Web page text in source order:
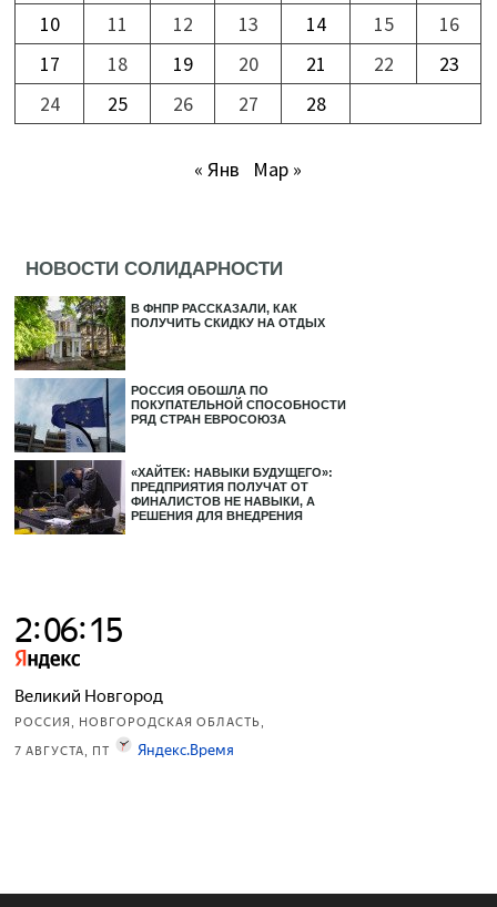
10
11 12 13 14 15
16
17
18 19 20 21 22
23
24
25 26 27 28
« Янв Мар »
НОВОСТИ СОЛИДАРНОСТИ
В ФНПР РАССКАЗАЛИ, КАК
ПОЛУЧИТЬ СКИДКУ НА ОТДЫХ
РОССИЯ ОБОШЛА ПО
ПОКУПАТЕЛЬНОЙ СПОСОБНОСТИ
РЯД СТРАН ЕВРОСОЮЗА
«ХАЙТЕК: НАВЫКИ БУДУЩЕГО»:
ПРЕДПРИЯТИЯ ПОЛУЧАТ ОТ
ФИНАЛИСТОВ НЕ НАВЫКИ, А
РЕШЕНИЯ ДЛЯ ВНЕДРЕНИЯ